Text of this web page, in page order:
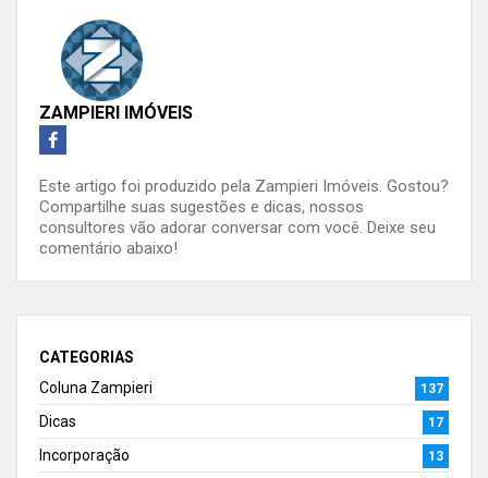
ZAMPIERI IMÓVEIS
Este artigo foi produzido pela Zampieri Imóveis. Gostou?
Compartilhe suas sugestões e dicas, nossos
consultores vão adorar conversar com você. Deixe seu
comentário abaixo!
CATEGORIAS
Coluna Zampieri
137
Dicas 17
Incorporação 13